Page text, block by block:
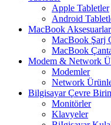
Apple Tabletler
Android
MacBook
MacBook Şarj
MacBook
Modem & Network
Modemler
Network
Bilgisayar Çevre
Monitörler
Klavyeler